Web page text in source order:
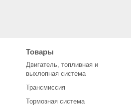
Товары
Двигатель, топливная и
выхлопная система
Трансмиссия
Тормозная система